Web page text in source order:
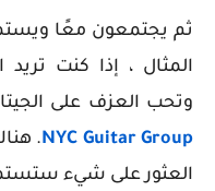
ثم يجتمعون معًا
المثال ، إذا كنت
وتحب العزف على
NYC Guitar Group
.
العثور على شيء